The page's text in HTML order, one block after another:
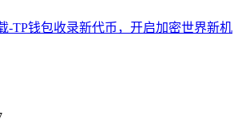
-TP钱包收录新代币，开启加密世界新机